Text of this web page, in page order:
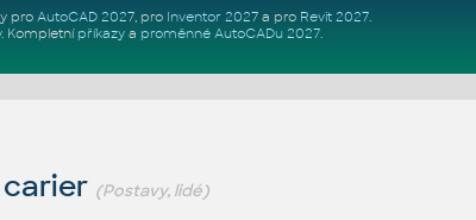
pro AutoCAD 2027, pro Inventor 2027a pro Revit 2027.
. Kompletní příkazya proměnné AutoCADu 2027.
(Postavy, lidé)